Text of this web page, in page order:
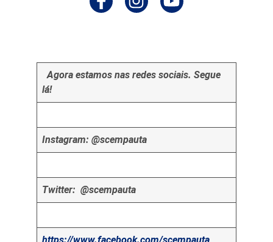
Agora estamos nas redes sociais. Segue
lá!
Instagram: @scempauta
Twitter: @scempauta